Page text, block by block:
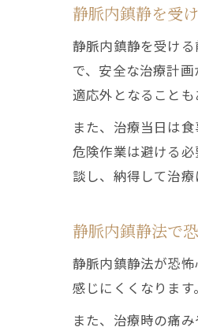
静脈内鎮静を受
静脈内鎮静を受け
で、安全な治療計
適応外となることも
また、治療当日は
危険作業は避ける
談し、納得して治療
静脈内鎮静法で
静脈内鎮静法が恐
感じにくくなりま
また、治療時の痛